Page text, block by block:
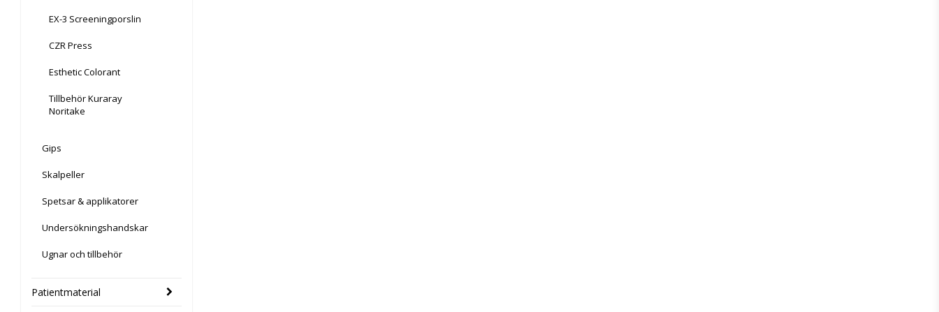
EX-3 Screeningporslin
CZR Press
Esthetic Colorant
Tillbehör Kuraray
Noritake
Gips
Skalpeller
Spetsar & applikatorer
Undersökningshandskar
Ugnar och tillbehör
Patientmaterial